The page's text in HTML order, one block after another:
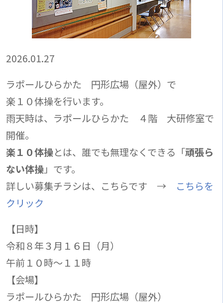
2026.01.27
ラポールひらかた 円形広場（屋外）で
楽１０体操を行います。
雨天時は、ラポールひらかた ４階 大研修室で
開催。
楽１０体操とは、誰でも無理なくできる「頑張ら
ない体操」です。
詳しい募集チラシは、こちらです →
こちらを
クリック
【日時】
令和８年３月１６日（月）
午前１０時～１１時
【会場】
ラポールひらかた 円形広場（屋外）